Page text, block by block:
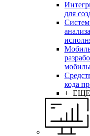
для
кода
+ ЕЩЕ